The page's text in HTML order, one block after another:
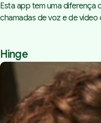
Esta app tem uma diferença
chamadas de voz e de
Hinge